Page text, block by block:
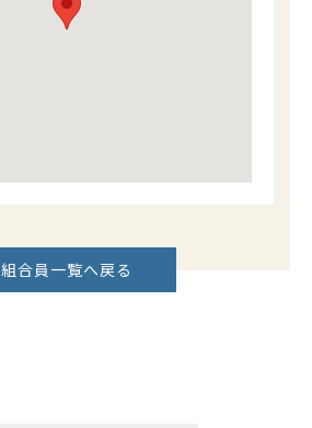
組合員一覧へ戻る